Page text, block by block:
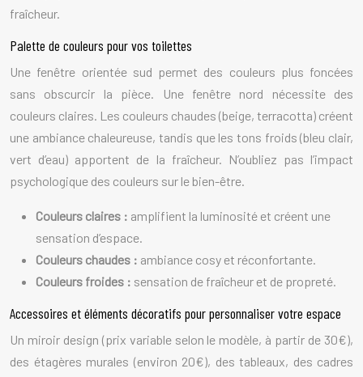
fraîcheur.
Palette de couleurs pour vos toilettes
Une fenêtre orientée sud permet des couleurs plus foncées
sans obscurcir la pièce. Une fenêtre nord nécessite des
couleurs claires. Les couleurs chaudes (beige, terracotta) créent
une ambiance chaleureuse, tandis que les tons froids (bleu clair,
vert d’eau) apportent de la fraîcheur. N’oubliez pas l’impact
psychologique des couleurs sur le bien-être.
Couleurs claires : amplifient la luminosité et créent une
sensation d’espace.
Couleurs chaudes : ambiance cosy et réconfortante.
Couleurs froides : sensation de fraîcheur et de propreté.
Accessoires et éléments décoratifs pour personnaliser votre espace
Un miroir design (prix variable selon le modèle, à partir de 30€),
des étagères murales (environ 20€), des tableaux, des cadres